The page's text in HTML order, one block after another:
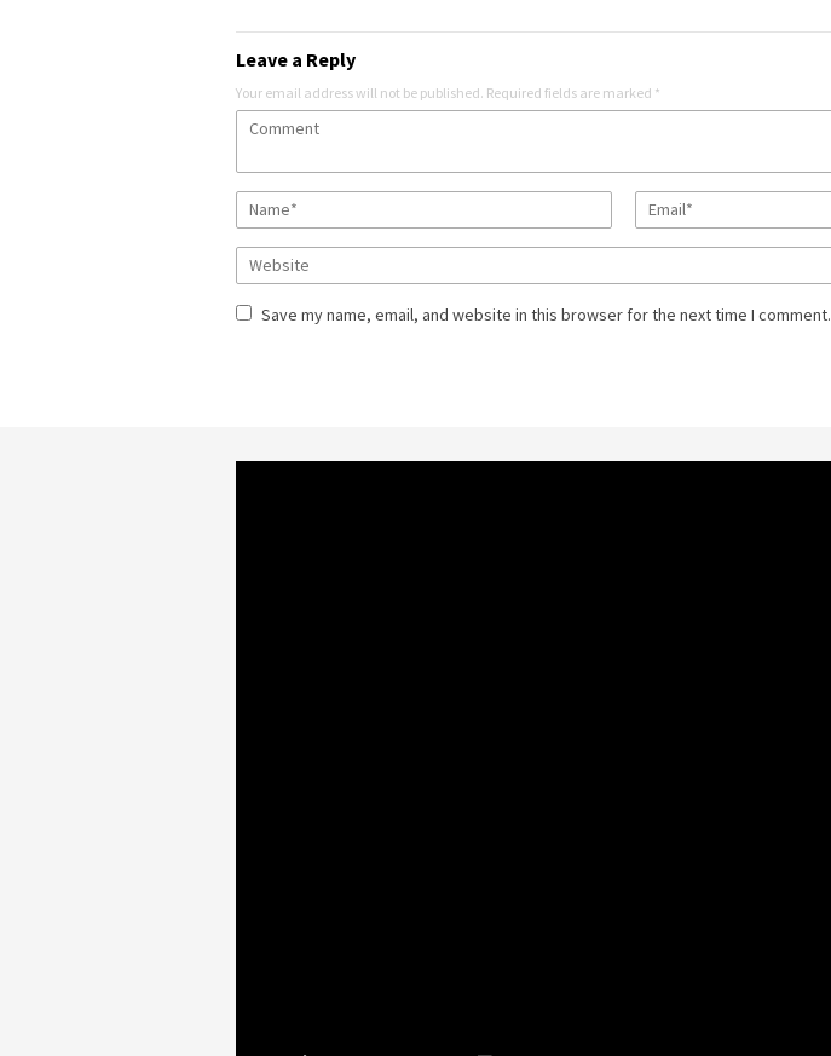
Leave a Reply
Your email address will not be published. Required fields are marked *
Save my name, email, and website in this browser for the next time I comment.